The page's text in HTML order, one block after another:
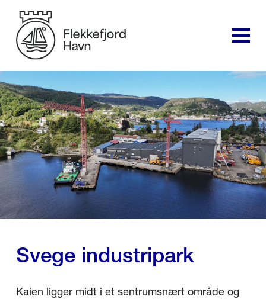
Svege industripark
Kaien ligger midt i et sentrumsnært område og